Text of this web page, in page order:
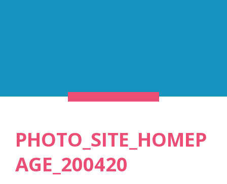
PHOTO_SITE_HOMEP
AGE_200420